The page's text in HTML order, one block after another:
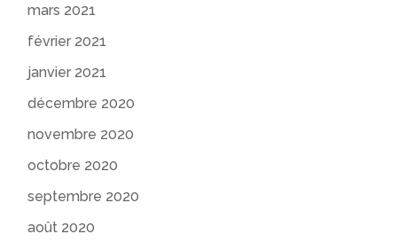
mars 2021
février 2021
janvier 2021
décembre 2020
novembre 2020
octobre 2020
septembre 2020
août 2020